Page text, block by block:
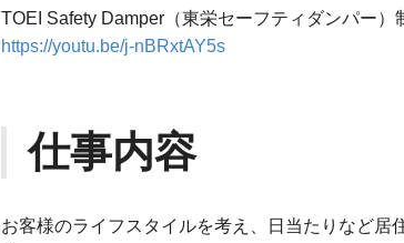
TOEI Safety Damper（東栄セーフティダンパー
https://youtu.be/j-nBRxtAY5s
仕事内容
お客様のライフスタイルを考え、日当たりなど居